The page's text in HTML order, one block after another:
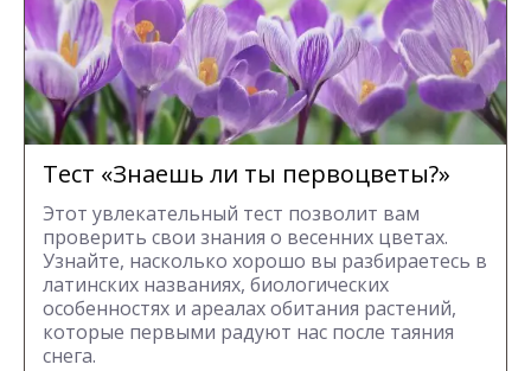
Тест «Знаешь ли ты первоцветы?»
Этот увлекательный тест позволит вам
проверить свои знания о весенних цветах.
Узнайте, насколько хорошо вы разбираетесь в
латинских названиях, биологических
особенностях и ареалах обитания растений,
которые первыми радуют нас после таяния
снега.